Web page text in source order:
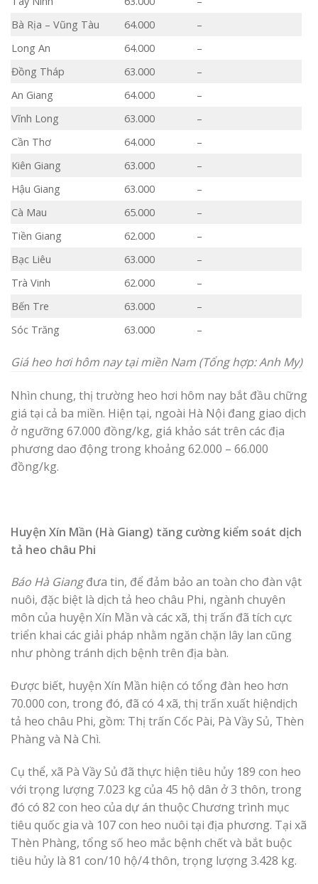
Bà Rịa – Vũng Tàu
64.000
–
Long An
64.000
–
Đồng Tháp
63.000
–
An Giang
64.000
–
Vĩnh Long
63.000
–
Cần Thơ
64.000
–
Kiên Giang
63.000
–
Hậu Giang
63.000
–
Cà Mau
65.000
–
Tiền Giang
62.000
–
Bạc Liêu
63.000
–
Trà Vinh
62.000
–
Bến Tre
63.000
–
Sóc Trăng
63.000 –
Giá heo hơi hôm nay tại miền Nam (Tổng hợp: Anh My)
Nhìn chung, thị trường heo hơi hôm nay bắt đầu chững
giá tại cả ba miền. Hiện tại, ngoài Hà Nội đang giao dịch
ở ngưỡng 67.000 đồng/kg, giá khảo sát trên các địa
phương dao động trong khoảng 62.000 – 66.000
đồng/kg.
Huyện Xín Mần (Hà Giang) tăng cường kiểm soát dịch
tả heo châu Phi
Báo Hà Giangđưa tin, để đảm bảo an toàn cho đàn vật
nuôi, đặc biệt là dịch tả heo châu Phi, ngành chuyên
môn của huyện Xín Mần và các xã, thị trấn đã tích cực
triển khai các giải pháp nhằm ngăn chặn lây lan cũng
như phòng tránh dịch bệnh trên địa bàn.
Được biết, huyện Xín Mần hiện có tổng đàn heo hơn
70.000 con, trong đó, đã có 4 xã, thị trấn xuất hiệndịch
tả heo châu Phi, gồm: Thị trấn Cốc Pài, Pà Vầy Sủ, Thèn
Phàng và Nà Chì.
Cụ thể, xã Pà Vầy Sủ đã thực hiện tiêu hủy 189 con heo
với trọng lượng 7.023 kg của 45 hộ dân ở 3 thôn, trong
đó có 82 con heo của dự án thuộc Chương trình mục
tiêu quốc gia và 107 con heo nuôi tại địa phương. Tại xã
Thèn Phàng, tổng số heo mắc bệnh chết và bắt buộc
tiêu hủy là 81 con/10 hộ/4 thôn, trọng lượng 3.428 kg.